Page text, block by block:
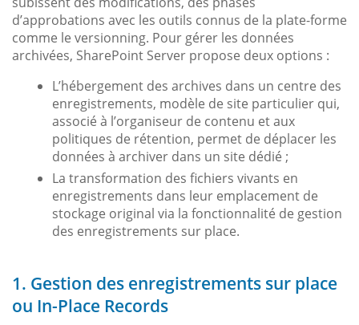
d’approbations avec les outils connus de la plate-forme
comme le versionning. Pour gérer les données
archivées, SharePoint Server propose deux options :
L’hébergement des archives dans un centre des
enregistrements, modèle de site particulier qui,
associé à l’organiseur de contenu et aux
politiques de rétention, permet de déplacer les
données à archiver dans un site dédié ;
La transformation des fichiers vivants en
enregistrements dans leur emplacement de
stockage original via la fonctionnalité de gestion
des enregistrements sur place.
1. Gestion des enregistrements sur place
ou In-Place Records